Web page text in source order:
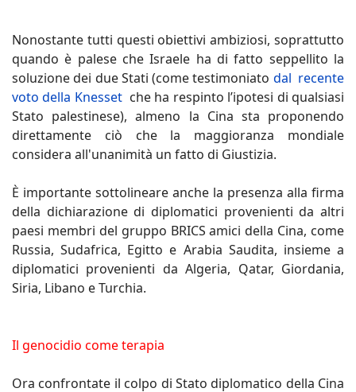
Nonostante tutti questi obiettivi ambiziosi, soprattutto
quando è palese che Israele ha di fatto seppellito la
soluzione dei due Stati (come testimoniato dal recente
voto della Knessetche ha respinto l’ipotesi di qualsiasi
Stato palestinese), almeno la Cina sta proponendo
direttamente ciò che la maggioranza mondiale
considera all'unanimità un fatto di Giustizia.
È importante sottolineare anche la presenza alla firma
della dichiarazione di diplomatici provenienti da altri
paesi membri del gruppo BRICS amici della Cina, come
Russia, Sudafrica, Egitto e Arabia Saudita, insieme a
diplomatici provenienti da Algeria, Qatar, Giordania,
Siria, Libano e Turchia.
Il genocidio come terapia
Ora confrontate il colpo di Stato diplomatico della Cina